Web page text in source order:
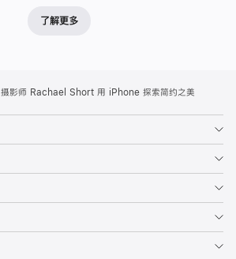
了解更多
摄影师 Rachael Short 用 iPhone 探索简约之美